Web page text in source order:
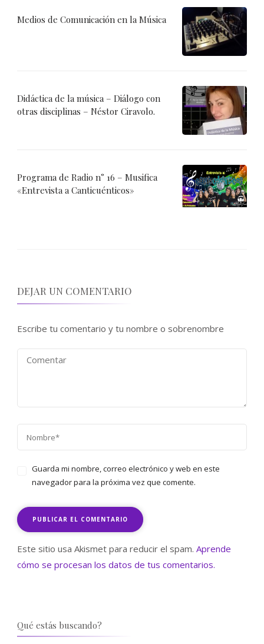
Medios de Comunicación en la Música
Didáctica de la música – Diálogo con
otras disciplinas – Néstor Ciravolo.
Programa de Radio n° 16 – Musifica
«Entrevista a Canticuénticos»
DEJAR UN COMENTARIO
Escribe tu comentario y tu nombre o sobrenombre
Guarda mi nombre, correo electrónico y web en este
navegador para la próxima vez que comente.
Este sitio usa Akismet para reducir el spam. Aprende
cómo se procesan los datos de tus comentarios.
Qué estás buscando?